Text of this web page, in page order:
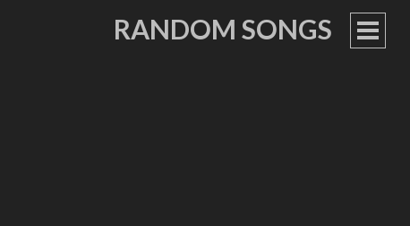
RANDOM SONGS